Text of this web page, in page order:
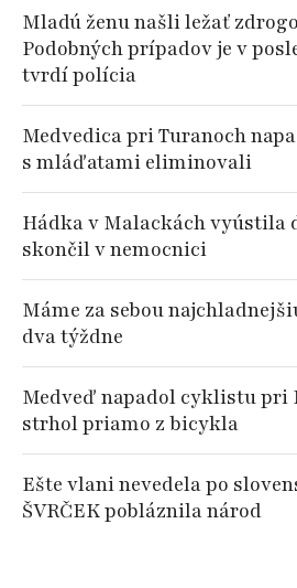
Mladú ženu našli ležať
Podobných prípadov je v
tvrdí polícia
Medvedica pri Turanoch
s mláďatami eliminovali
Hádka v Malackách vyústila
skončil v nemocnici
Máme za sebou
dva týždne
Medveď napadol cyklistu pri
strhol priamo z bicykla
Ešte vlani nevedela po
ŠVRČEK pobláznila národ